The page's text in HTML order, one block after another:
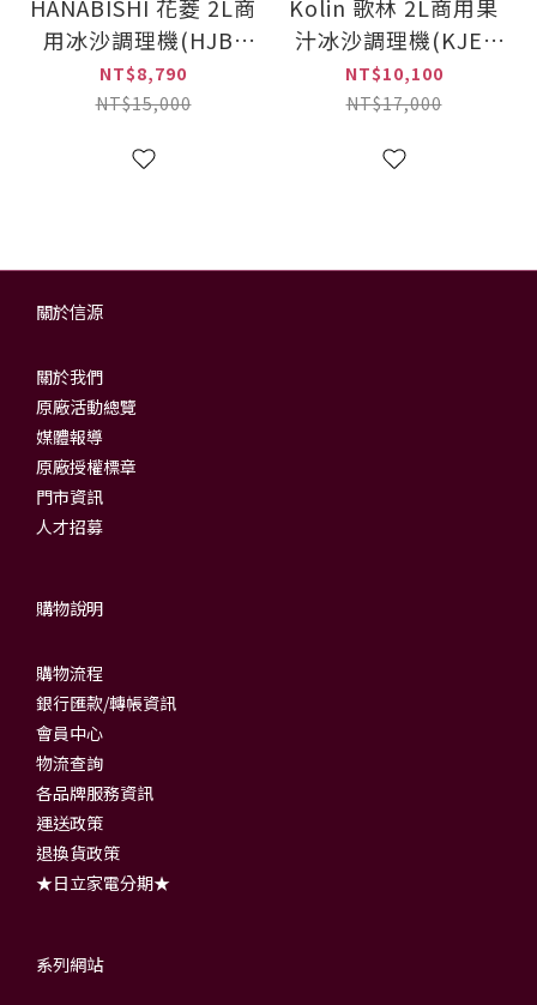
HANABISHI 花菱 2L商
用冰沙調理機(HJB-
BD150)
NT$8,790
NT$15,000
Kolin 歌林 2L商用果
汁冰沙調理機(KJE-
KYR801)
NT$10,100
NT$17,000
關於信源
關於我們
原廠活動總覽
媒體報導
原廠授權標章
門市資訊
人才招募
購物說明
購物流程
銀行匯款/轉帳資訊
會員中心
物流查詢
各品牌服務資訊
運送政策
退換貨政策
★日立家電分期★
系列網站